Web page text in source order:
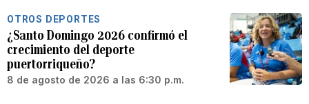
OTROS DEPORTES
¿Santo Domingo 2026 confirmó el
crecimiento del deporte
puertorriqueño?
8 de agosto de 2026 a las 6:30 p.m.